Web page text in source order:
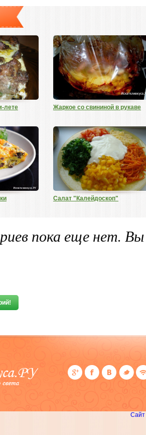
лете Жаркое со свининой в рукаве
Салат "Калейдоскоп"
пока еще нет.
Сайт